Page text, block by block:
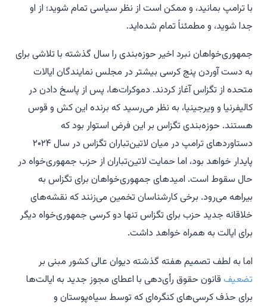
با ترامپ بمانید، و ممکن است از نظر سیاسی تمام شوید؛ از او
جدا شوید، و مطمئناً تمام شده‌اید.
جمهوری‌خواهان نبرد اخیر حوزه‌بندی را سال گذشته با تلاشی برای
به دست آوردن پنج کرسی بیشتر در مجلس نمایندگان ایالات
متحده از تگزاس آغاز کردند. دموکرات‌ها، پس از پاسخ دادن در
کالیفرنیا و ویرجینیا، به نظر می‌رسید که برنده این کش و قوس
هستند. حوزه‌بندی تگزاس بر این فرض استوار بود که
دستاوردهای ترامپ در میان لاتین‌تباران تگزاس در سال ۲۰۲۴
پایدار خواهد بود، اما حمایت لاتین‌تباران از حزب جمهوری‌خواه در
حال سقوط است. امیدهای جمهوری‌خواهان برای تگزاس به
بیراهه می‌رود. برخی کارشناسان تخمین می‌زنند که نقشه‌های
خلاقانه جدید حزب برای تگزاس تنها دو کرسی جمهوری‌خواه دیگر
برای ایالت به همراه خواهد داشت.
اما به لطف تصمیم هفته گذشته دیوان عالی کشور مبنی بر
تضعیف قانون حقوق رأی‌دهی با اعطای مجوز جدید به ایالت‌ها
برای حذف کرسی‌های کنگره‌ای که توسط سیاه‌پوستان و